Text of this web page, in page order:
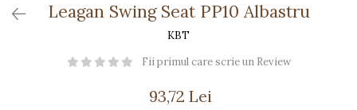
5-7 AniLeagan Swing Seat PP10 Albastru
KBT
Fii primul care scrie un Review
93,72 Lei